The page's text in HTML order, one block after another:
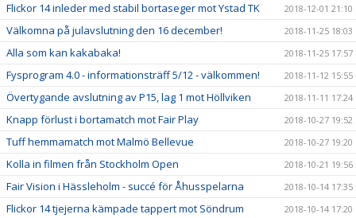
Flickor 14 inleder med stabil bortaseger mot Ystad TK 2018-12-01 21:10
Välkomna på julavslutning den 16 december! 2018-11-25 18:03
Alla som kan kakabaka! 2018-11-25 17:57
Fysprogram 4.0 - informationsträff 5/12 - välkommen! 2018-11-12 15:55
Övertygande avslutning av P15, lag 1 mot Höllviken 2018-11-11 17:24
Knapp förlust i bortamatch mot Fair Play 2018-10-27 19:52
Tuff hemmamatch mot Malmö Bellevue 2018-10-27 19:20
Kolla in filmen från Stockholm Open 2018-10-21 19:56
Fair Vision i Hässleholm - succé för Åhusspelarna 2018-10-14 17:35
Flickor 14 tjejerna kämpade tappert mot Söndrum 2018-10-14 17:20